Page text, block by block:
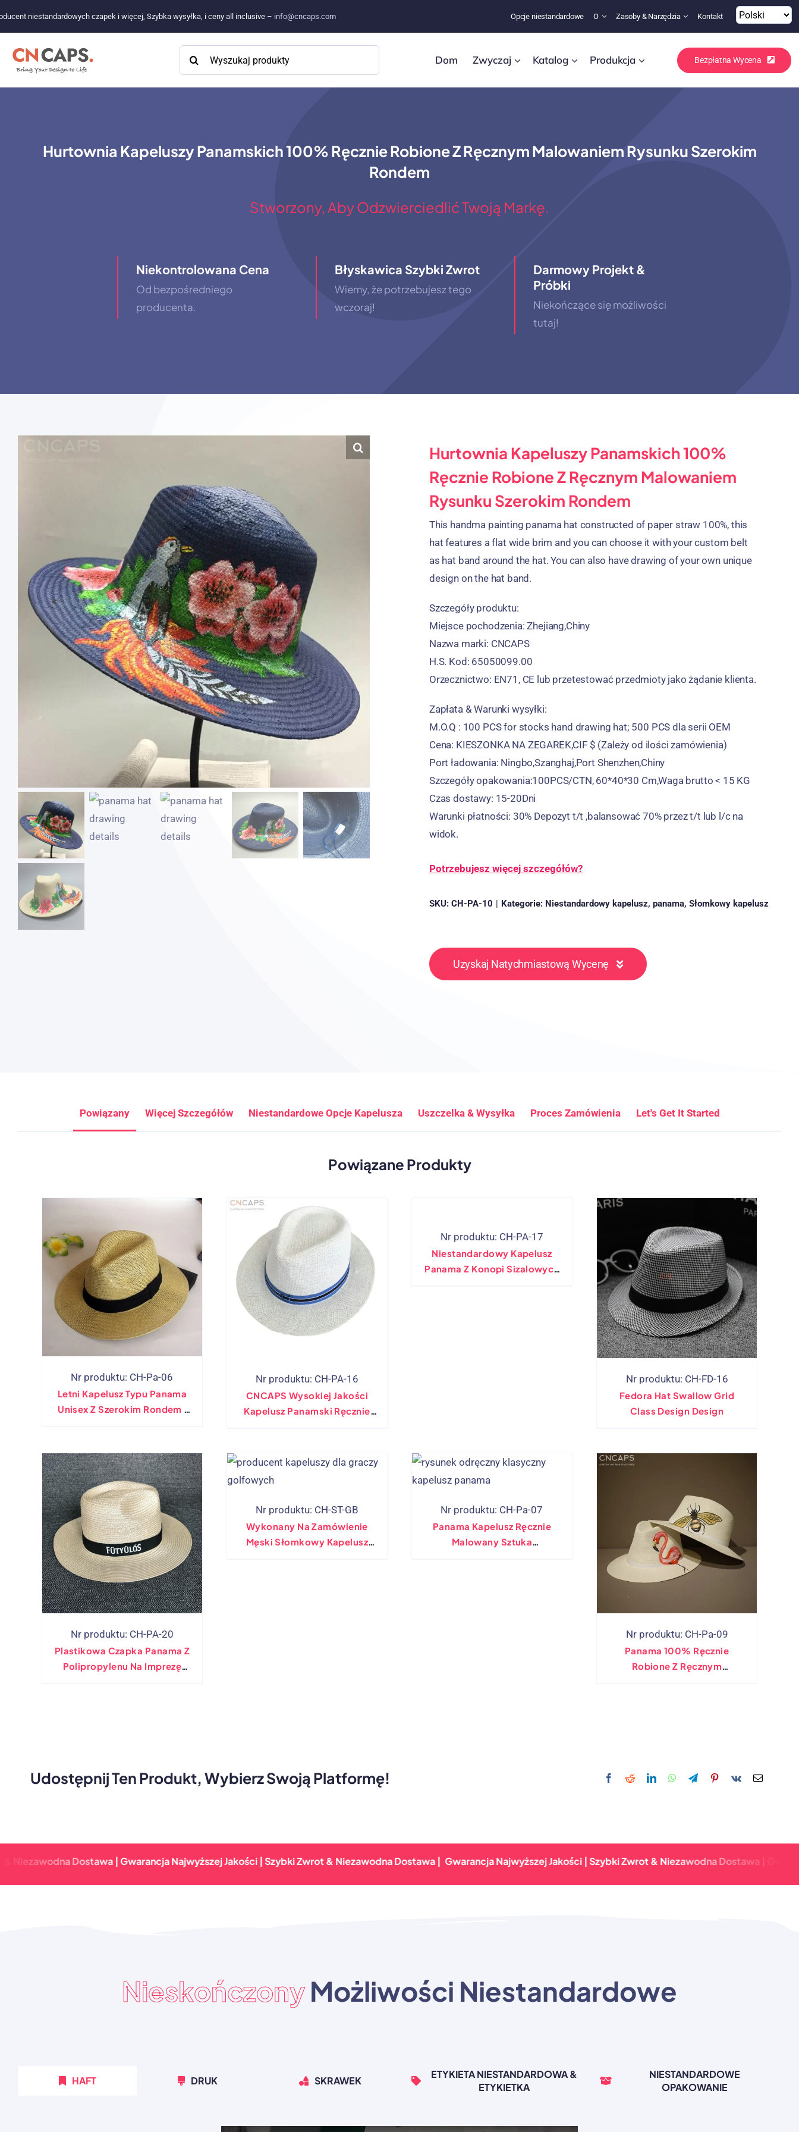
niestandardowych czapek i więcej, Szybka wysyłka, i ceny all inclusive – info@cncaps.com Opcje niestandardowe O Zasoby & Narzędzia Kontakt
Szukaj: Dom Zwyczaj Katalog Produkcja Bezpłatna Wycena
Hurtownia Kapeluszy Panamskich 100% Ręcznie Robione Z Ręcznym Malowaniem Rysunku Szerokim
Rondem
Stworzony, Aby Odzwierciedlić Twoją Markę.
Niekontrolowana Cena
Od bezpośredniego
producenta.
Błyskawica Szybki Zwrot
Wiemy, że potrzebujesz tego
wczoraj!
Darmowy Projekt &
Próbki
Niekończące się możliwości
tutaj!
Hurtownia Kapeluszy Panamskich 100%
Ręcznie Robione Z Ręcznym Malowaniem
Rysunku Szerokim Rondem
This handma painting panama hat constructed of paper straw 100%, this
hat features a flat wide brim and you can choose it with your custom belt
as hat band around the hat.You can also have drawing of your own unique
design on the hat band .
Szczegóły produktu:
Miejsce pochodzenia: Zhejiang,Chiny
Nazwa marki: CNCAPS
H.S. Kod: 65050099.00
Orzecznictwo: EN71, CE lub przetestować przedmioty jako żądanie klienta.
Zapłata & Warunki wysyłki:
M.O.Q : 100 PCS for stocks hand drawing hat; 500 PCS dla serii OEM
Cena: KIESZONKA NA ZEGAREK,CIF $ (Zależy od ilości zamówienia)
Port ładowania: Ningbo,Szanghaj,Port Shenzhen,Chiny
Szczegóły opakowania:100PCS/CTN, 60*40*30 Cm,Waga brutto < 15 KG
Czas dostawy: 15-20Dni
Warunki płatności: 30% Depozyt t/t ,balansować 70% przez t/t lub l/c na
widok.
Potrzebujesz więcej szczegółów?
SKU: CH-PA-10 | Kategorie: Niestandardowy kapelusz, panama, Słomkowy kapelusz
Uzyskaj Natychmiastową Wycenę
Powiązany Więcej Szczegółów Niestandardowe Opcje Kapelusza Uszczelka & Wysyłka Proces Zamówienia Let's Get It Started
Powiązane Produkty
Nr produktu: CH-Pa-06
Letni Kapelusz Typu Panama
Unisex Z Szerokim Rondem I
Nr produktu: CH-PA-16
CNCAPS Wysokiej Jakości
Kapelusz Panamski Ręcznie
Nr produktu: CH-PA-17
Niestandardowy Kapelusz
Panama Z Konopi Sizalowych
Nr produktu: CH-FD-16
Fedora Hat Swallow Grid
Class Design Design
Nr produktu: CH-PA-20
Plastikowa Czapka Panama Z
Polipropylenu Na Imprezę
Nr produktu: CH-ST-GB
Wykonany Na Zamówienie
Męski Słomkowy Kapelusz
Nr produktu: CH-Pa-07
Panama Kapelusz Ręcznie
Malowany Sztuka
Nr produktu: CH-Pa-09
Panama 100% Ręcznie
Robione Z Ręcznym
Udostępnij Ten Produkt, Wybierz Swoją Platformę!
Dostawa | Gwarancja Najwyższej Jakości | Szybki Zwrot & Niezawodna Dostawa | Gwarancja Najwyższej Jakości | Szybki Zwrot & Niezawodna Dostawa | Gwarancja
NieskończonyMożliwości Niestandardowe
HAFT DRUK SKRAWEK
ETYKIETA NIESTANDARDOWA &
ETYKIETKA
NIESTANDARDOWE
OPAKOWANIE